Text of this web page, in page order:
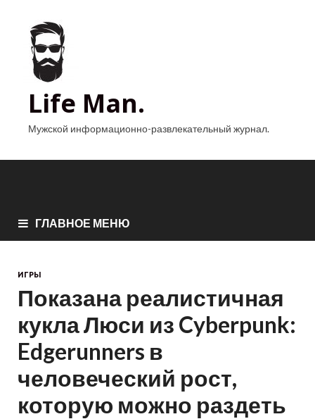
Life Man.
Мужской информационно-развлекательный журнал.
ГЛАВНОЕ МЕНЮ
ИГРЫ
Показана реалистичная
кукла Люси из Cyberpunk:
Edgerunners в
человеческий рост,
которую можно раздеть